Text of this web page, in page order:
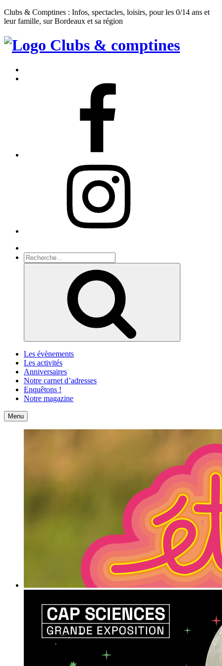
Clubs & Comptines : Infos, spectacles, loisirs, pour les 0/14 ans et
leur famille, sur Bordeaux et sa région
Clubs
Comptines
Recherche
pour
Les évènements
Les activités
Anniversaires
Notre carnet d’adresses
Enquêtons !
Notre magazine
Accueil
Menu Contact